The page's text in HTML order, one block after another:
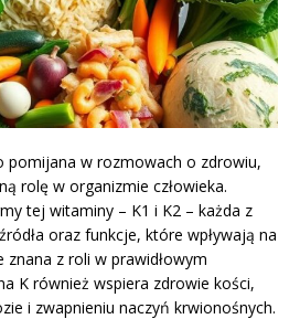
pomijana w rozmowach o zdrowiu,
rolę w organizmie człowieka.
tej witaminy – K1 i K2 – każda z
oraz funkcje, które wpływają na
znana z roli w prawidłowym
K również wspiera zdrowie kości,
i zwapnieniu naczyń krwionośnych.